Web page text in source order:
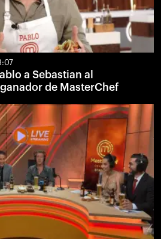
a Sebastian al
de MasterChef